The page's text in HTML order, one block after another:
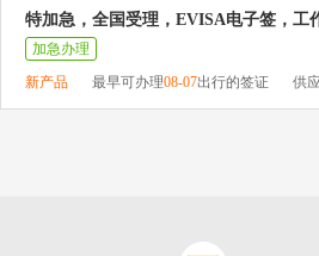
特加急，全国受理，EVISA电子签，工
加急办理
新产品
最早可办理08-07出行的签证 供